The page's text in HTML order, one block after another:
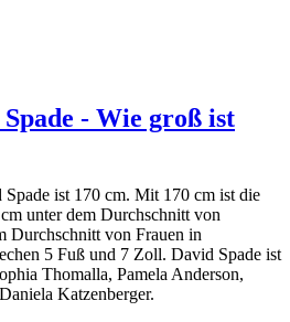
- Wie groß ist
ist 170 cm. Mit 170 cm ist die
unter dem Durchschnitt von
Durchschnitt von Frauen in
5 Fuß und 7 Zoll. David Spade ist
Thomalla, Pamela Anderson,
Katzenberger.